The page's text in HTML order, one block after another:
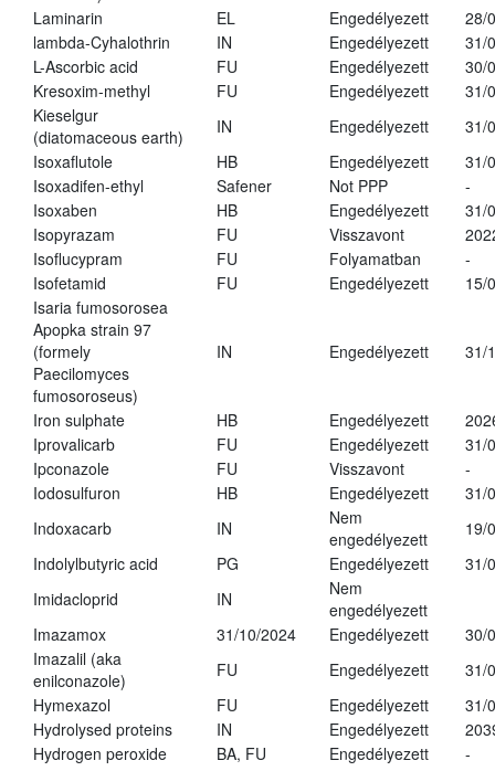
Laminarin
EL Engedélyezett
28/
lambda-Cyhalothrin
IN Engedélyezett
31/
L-Ascorbic acid
FU Engedélyezett
30/
Kresoxim-methyl
FU Engedélyezett
31/
Kieselgur
(diatomaceous earth)
IN Engedélyezett
31/
Isoxaflutole
HB Engedélyezett
31/
Isoxadifen-ethyl
Safener Not PPP
-
Isoxaben
HB Engedélyezett
31/
Isopyrazam
FU Visszavont
Isoflucypram
FU Folyamatban
-
Isofetamid
FU Engedélyezett
15/
Isaria fumosorosea
Apopka strain 97
(formely
Paecilomyces
fumosoroseus)
IN Engedélyezett 31/
Iron sulphate HB Engedélyezett
Iprovalicarb
FU Engedélyezett
31/
Ipconazole
FU Visszavont
-
Iodosulfuron
HB Engedélyezett
31/
Indoxacarb
IN
Nem
engedélyezett
19/
Indolylbutyric acid
PG Engedélyezett
31/
Imidacloprid
IN
Nem
engedélyezett
Imazamox
31/10/2024 Engedélyezett
30/
Imazalil (aka
enilconazole)
FU Engedélyezett
31/
Hymexazol
FU Engedélyezett
31/
Hydrolysed proteins
IN Engedélyezett
Hydrogen peroxide
BA, FU Engedélyezett
-